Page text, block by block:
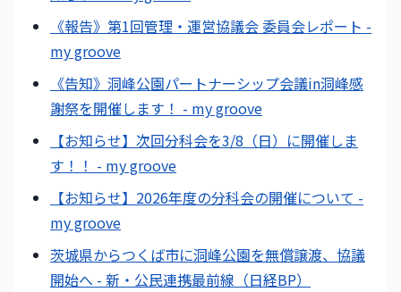
《報告》第1回管理・運営協議会 委員会レポート -
my groove
《告知》洞峰公園パートナーシップ会議in洞峰感
謝祭を開催します！ - my groove
【お知らせ】次回分科会を3/8（日）に開催しま
す！！ - my groove
【お知らせ】2026年度の分科会の開催について -
my groove
茨城県からつくば市に洞峰公園を無償譲渡、協議
開始へ - 新・公民連携最前線（日経BP）